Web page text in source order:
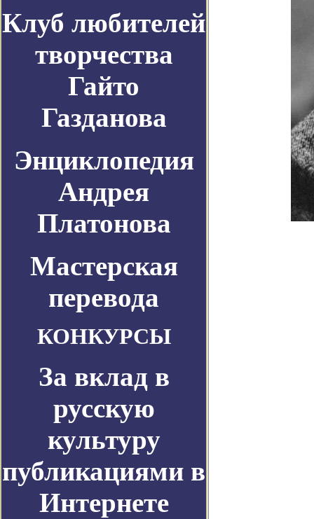
Клуб любителей
творчества
Гайто
Газданова
Энциклопедия
Андрея
Платонова
Мастерская
перевода
КОНКУРСЫ
За вклад в
русскую
культуру
публикациями в
Интернете